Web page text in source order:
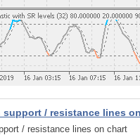
/ resistance lines
/ resistance lines on chart